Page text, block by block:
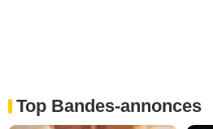
Top Bandes-annonces